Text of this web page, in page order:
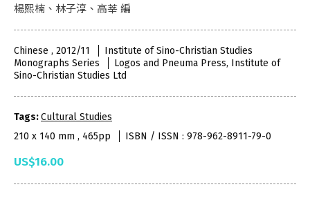
楊熙楠、林子淳、高莘 編
Chinese , 2012/11
Institute of Sino-Christian Studies
Monographs Series
Logos and Pneuma Press, Institute of
Sino-Christian Studies Ltd
Tags:Cultural Studies
210 x 140 mm , 465pp
ISBN / ISSN : 978-962-8911-79-0
US$16.00